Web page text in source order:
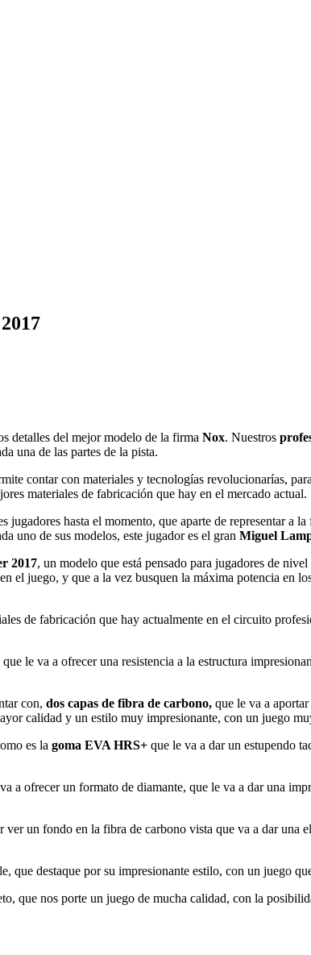
detalles del mejor modelo de la firma Nox. Nuestros
una de las partes de la pista.
contar con materiales y tecnologías revolucionarías,
materiales de fabricación que hay en el mercado actual.
jugadores hasta el momento, que aparte de representar a
uno de sus modelos, este jugador es el gran Miguel
2017, un modelo que está pensado para jugadores de
el juego, y que a la vez busquen la máxima potencia en
de fabricación que hay actualmente en el circuito
que le va a ofrecer una resistencia a la estructura
con, dos capas de fibra de carbono, que le va a
calidad y un estilo muy impresionante, con un juego
es la goma EVA HRS+ que le va a dar un estupendo
a ofrecer un formato de diamante, que le va a dar una
ver un fondo en la fibra de carbono vista que va a dar una
que destaque por su impresionante estilo, con un juego
que nos porte un juego de mucha calidad, con la